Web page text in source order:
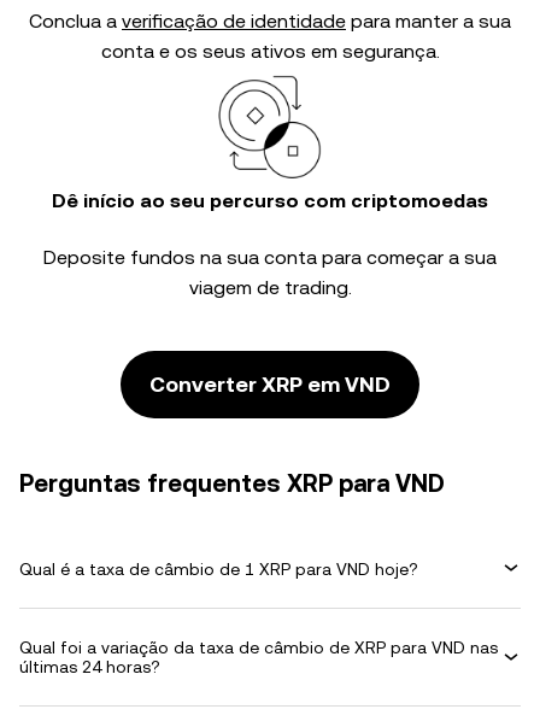
Conclua a verificação de identidade para manter a sua
conta e os seus ativos em segurança.
Dê início ao seu percurso com criptomoedas
Deposite fundos na sua conta para começar a sua
viagem de trading.
Converter XRP em VND
Perguntas frequentes XRP para VND
Qual é a taxa de câmbio de 1 XRP para VND hoje?
Qual foi a variação da taxa de câmbio de XRP para VND nas
últimas 24 horas?